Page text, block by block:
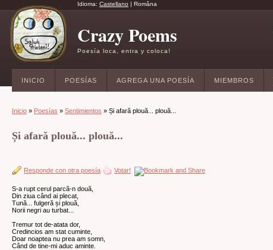
Idioma: Castellano | Româna
Crazy Poems
Poesía loca, entra y coloca!
INICIO POESÍAS AGREGA UNA POESÍA MIEMBROS
Inicio » Poesías » Sentimientos » Și afară plouă... plouă...
Și afară plouă... plouă...
Responde con otra poesía Votar!
S-a rupt cerul parcă-n două,
Din ziua când ai plecat,
Tună... fulgeră și plouă,
Norii negri au turbat...
Tremur tot de-atata dor,
Credincios am stat cuminte,
Doar noaptea nu prea am somn,
Când de tine-mi aduc aminte.